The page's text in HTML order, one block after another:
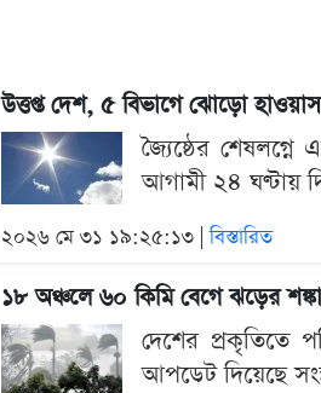
উত্তপ্ত দেশ, ৫ বিভাগে ঝোড়ো
জ্যৈষ্ঠের
আগামী ২৪ ঘণ্টায়
২০২৬ মে ৩১ ১৯:২৫:১৩ |বিস্তারিত
১৮ অঞ্চলে ৬০ কিমি বেগে ঝড়ের
দেশের প্রকৃতিতে
আপডেট দিয়েছে